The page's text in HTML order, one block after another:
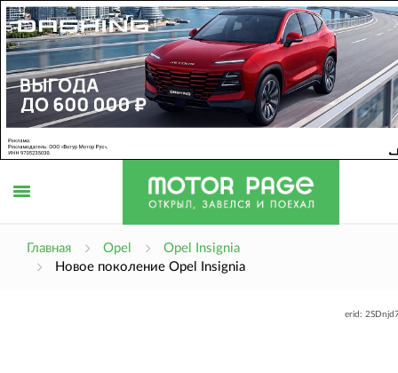
Главная Opel
Opel Insignia
Новое поколение Opel Insignia
erid: